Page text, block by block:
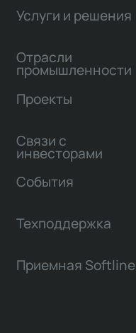
Услуги и решения
Отрасли
промышленности
Проекты
Связи с
инвесторами
События
Техподдержка
Приемная Softline